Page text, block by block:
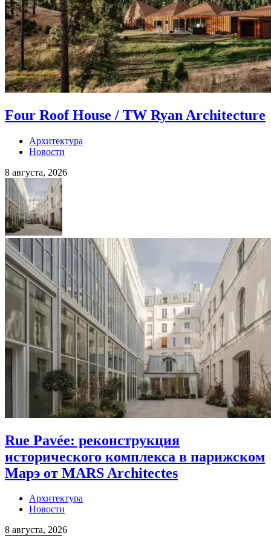
Four Roof House / TW Ryan Architecture
Архитектура
Новости
8 августа, 2026
Rue Pavée: реконструкция
исторического комплекса в парижском
Марэ от MARS Architectes
Архитектура
Новости
8 августа, 2026